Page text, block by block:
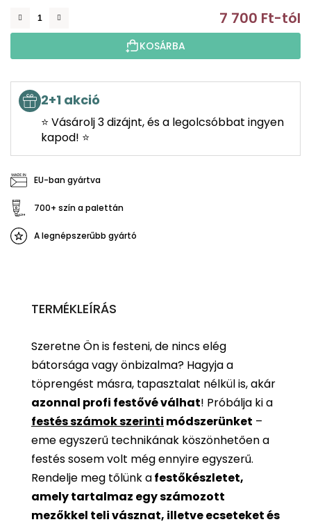
7 700 Ft-tól
KOSÁRBA
2+1 akció
⭐ Vásárolj 3 dizájnt, és a legolcsóbbat ingyen
kapod! ⭐
EU-ban gyártva
700+ szín a palettán
A legnépszerűbb gyártó
TERMÉKLEÍRÁS
Szeretne Ön is festeni, de nincs elég
bátorsága vagy önbizalma? Hagyja a
töprengést másra, tapasztalat nélkül is, akár
azonnal profi festővé válhat! Próbálja ki a
festés számok szerinti módszerünket –
eme egyszerű technikának köszönhetően a
festés sosem volt még ennyire egyszerű.
Rendelje meg tőlünk afestőkészletet,
amely tartalmaz egy számozott
mezőkkel teli vásznat, illetve ecseteket és